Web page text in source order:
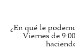
¿En qué le
Viernes de